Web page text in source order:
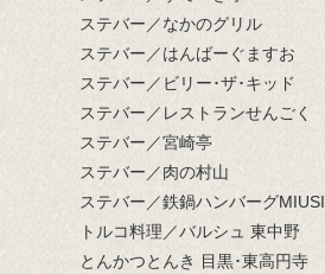
ステバー／なかのグリル
ステバー／はんばーぐますお
ステバー／ビリー･ザ･キッド
ステバー／レストランせんごく
ステバー／宮崎亭
ステバー／肉の村山
ステバー／鉄鍋ハンバーグMIUSI
トルコ料理／バルシュ 東中野
とんかつとんき 目黒･東高円寺